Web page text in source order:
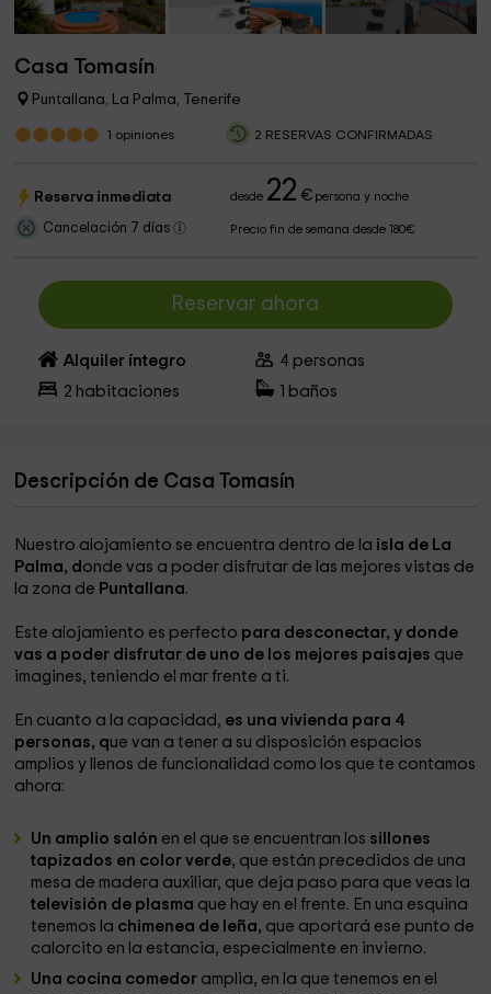
Casa Tomasín
Puntallana, La Palma, Tenerife
1 opiniones 2 RESERVAS CONFIRMADAS
Reserva inmediata desde 22 €persona y noche
Cancelación 7 días Precio fin de semana desde 180€
Reservar ahora
Alquiler íntegro 4 personas
2 habitaciones baños
Descripción de Casa Tomasín
Nuestro alojamiento se encuentra dentro de la isla de La
Palma, d onde vas a poder disfrutar de las mejores vistas de
la zona de Puntallana.
Este alojamiento es perfecto para desconectar, y donde
vas a poder disfrutar de uno de los mejores paisajes que
imagines, teniendo el mar frente a ti.
En cuanto a la capacidad, es una vivienda para 4
personas, que van a tener a su disposición espacios
amplios y llenos de funcionalidad como los que te contamos
ahora:
Un amplio salón en el que se encuentran los sillones
tapizados en color verde, que están precedidos de una
mesa de madera auxiliar, que deja paso para que veas la
televisión de plasma que hay en el frente. En una esquina
tenemos la chimenea de leña, que aportará ese punto de
calorcito en la estancia, especialmente en invierno.
Una cocina comedor amplia, en la que tenemos en el